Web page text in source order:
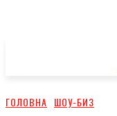
ГОЛОВНА ШОУ-БИЗ